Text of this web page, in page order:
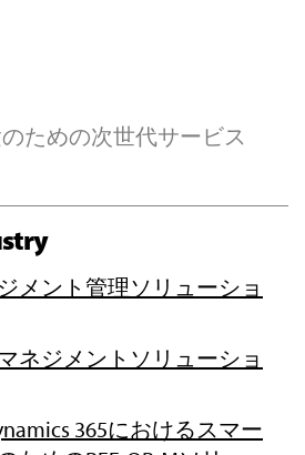
ための次世代サービス
メント管理ソリューショ
ネジメントソリューショ
365におけるスマー